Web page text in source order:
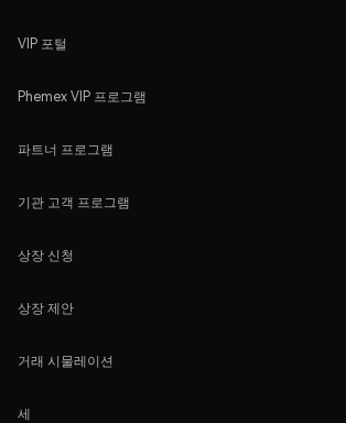
VIP 포털
Phemex VIP 프로그램
파트너 프로그램
기관 고객 프로그램
상장 신청
상장 제안
거래 시물레이션
세